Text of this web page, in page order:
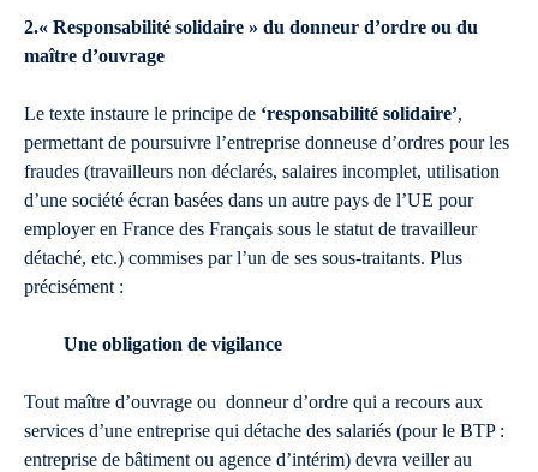
2.« Responsabilité solidaire » du donneur d’ordre ou du
maître d’ouvrage
Le texte instaure le principe de ‘responsabilité solidaire’,
permettant de poursuivre l’entreprise donneuse d’ordres pour les
fraudes (travailleurs non déclarés, salaires incomplet, utilisation
d’une société écran basées dans un autre pays de l’UE pour
employer en France des Français sous le statut de travailleur
détaché, etc.) commises par l’un de ses sous-traitants. Plus
précisément :
Une obligation de vigilance
Tout maître d’ouvrage ou donneur d’ordre qui a recours aux
services d’une entreprise qui détache des salariés (pour le BTP :
entreprise de bâtiment ou agence d’intérim) devra veiller au